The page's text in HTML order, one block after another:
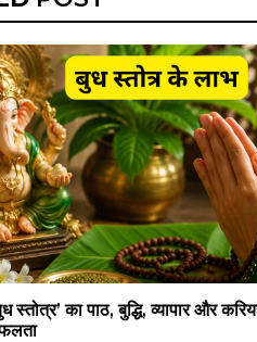
स्तोत्र’ का पाठ, बुद्धि, व्यापार और